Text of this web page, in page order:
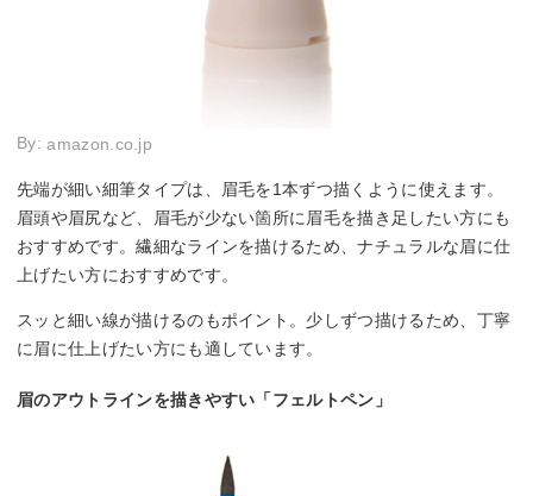
By:amazon.co.jp
先端が細い細筆タイプは、眉毛を1本ずつ描くように使えます。
眉頭や眉尻など、眉毛が少ない箇所に眉毛を描き足したい方にも
おすすめです。繊細なラインを描けるため、ナチュラルな眉に仕
上げたい方におすすめです。
スッと細い線が描けるのもポイント。少しずつ描けるため、丁寧
に眉に仕上げたい方にも適しています。
眉のアウトラインを描きやすい「フェルトペン」